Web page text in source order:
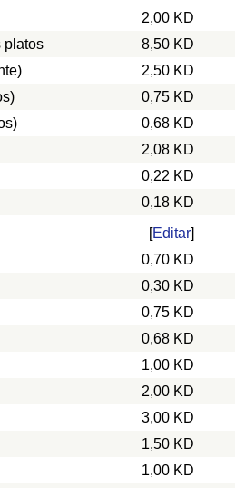
2,00 KD
platos 8,50 KD
2,50 KD
0,75 KD
0,68 KD
2,08 KD
0,22 KD
0,18 KD
[Editar]
0,70 KD
0,30 KD
0,75 KD
0,68 KD
1,00 KD
2,00 KD
3,00 KD
1,50 KD
1,00 KD